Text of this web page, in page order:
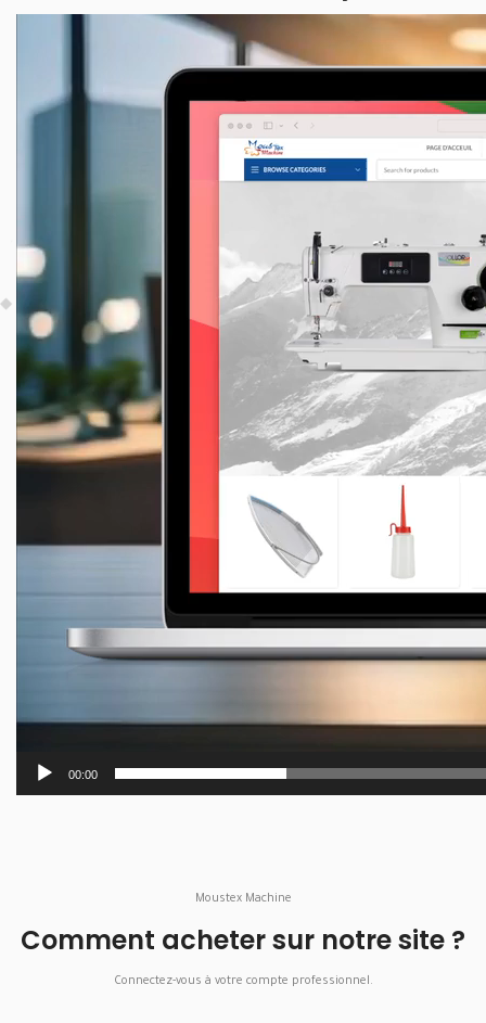
Moustex Machine
Comment acheter sur notre site ?
Connectez-vous à votre compte professionnel.
00:00